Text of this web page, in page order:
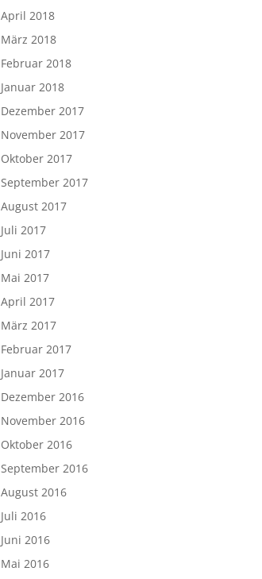
April 2018
März 2018
Februar 2018
Januar 2018
Dezember 2017
November 2017
Oktober 2017
September 2017
August 2017
Juli 2017
Juni 2017
Mai 2017
April 2017
März 2017
Februar 2017
Januar 2017
Dezember 2016
November 2016
Oktober 2016
September 2016
August 2016
Juli 2016
Juni 2016
Mai 2016